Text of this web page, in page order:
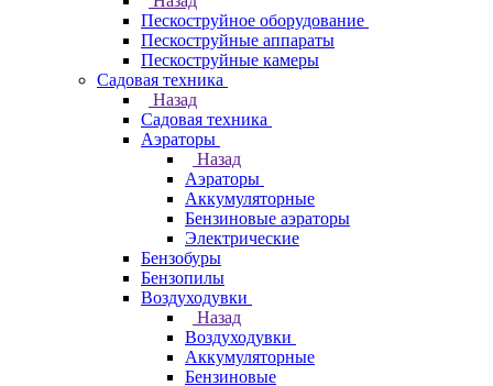
Пескоструйное оборудование
Пескоструйные аппараты
Пескоструйные камеры
Садовая техника
Назад
Садовая техника
Аэраторы
Назад
Аэраторы
Аккумуляторные
Бензиновые аэраторы
Электрические
Бензобуры
Бензопилы
Воздуходувки
Назад
Воздуходувки
Аккумуляторные
Бензиновые